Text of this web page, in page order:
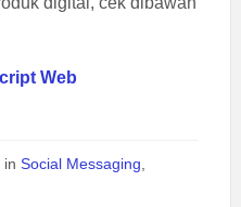
Web
in Social Messaging